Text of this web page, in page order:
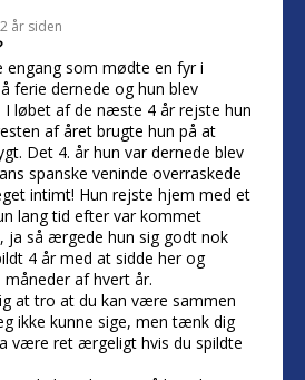
år siden
engang som mødte en fyr i
ferie dernede og hun blev
løbet af de næste 4 år rejste hun
af året brugte hun på at
Det 4. år hun var dernede blev
spanske veninde overraskede
intimt! Hun rejste hjem med et
lang tid efter var kommet
ja så ærgede hun sig godt nok
4 år med at sidde her og
af hvert år.
at tro at du kan være sammen
ikke kunne sige, men tænk dig
være ret ærgeligt hvis du spildte